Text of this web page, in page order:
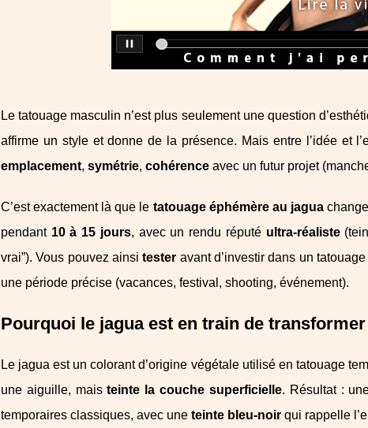
Le tatouage masculin n’est plus seulement une question
affirme un style et donne de la présence. Mais entre l’idée et
emplacement, symétrie, cohérence avec un futur projet
C’est exactement là que le tatouage éphémère au jagua
pendant 10 à 15 jours, avec un rendu réputé ultra‑réaliste
vrai”). Vous pouvez ainsitester avant d’investir dans un
une période précise (vacances, festival, shooting, événement).
Pourquoi le jagua est en train de
Le jagua est un colorant d’origine végétale utilisé en tatouage
une aiguille, maisteinte la couche superficielle. Résultat :
temporaires classiques, avec une teinte bleu‑noir qui rappelle